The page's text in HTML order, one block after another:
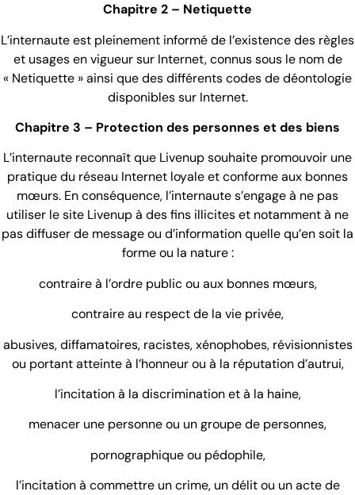
Chapitre 2 – Netiquette
L’internaute est pleinement informé de l’existence des règles
et usages en vigueur sur Internet, connus sous le nom de
« Netiquette » ainsi que des différents codes de déontologie
disponibles sur Internet.
Chapitre 3 – Protection des personnes et des biens
L’internaute reconnaît que Livenup souhaite promouvoir une
pratique du réseau Internet loyale et conforme aux bonnes
mœurs. En conséquence, l’internaute s’engage à ne pas
utiliser le site Livenup à des fins illicites et notamment à ne
pas diffuser de message ou d’information quelle qu’en soit la
forme ou la nature :
contraire à l’ordre public ou aux bonnes mœurs,
contraire au respect de la vie privée,
abusives, diffamatoires, racistes, xénophobes, révisionnistes
ou portant atteinte à l’honneur ou à la réputation d’autrui,
l’incitation à la discrimination et à la haine,
menacer une personne ou un groupe de personnes,
pornographique ou pédophile,
l’incitation à commettre un crime, un délit ou un acte de